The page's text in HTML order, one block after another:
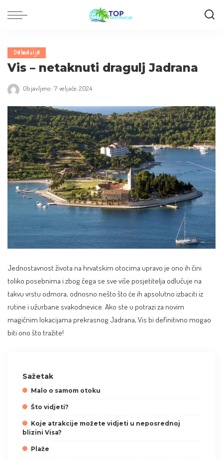
Dalmacija
Vis – netaknuti dragulj Jadrana
Objavljeno: 7 veljače, 2024
Jednostavnost života na hrvatskim otocima upravo je ono ih čini
toliko posebnima i zbog čega se sve više posjetitelja odlučuje na
takvu vrstu odmora, odnosno nešto što će ih apsolutno izbaciti iz
rutine i užurbane svakodnevice. Ako ste u potrazi za novim
magičnim lokacijama prekrasnog Jadrana, Vis bi definitivno mogao
biti ono što tražite!
Sažetak
Malo o samom otoku
Što vidjeti?
Koje atrakcije možete vidjeti u neposrednoj
blizini Visa?
Plaže